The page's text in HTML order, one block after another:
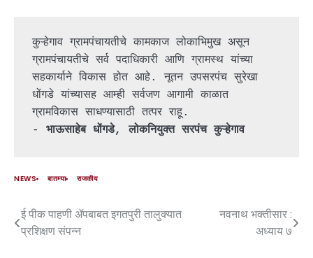
कुऱ्हेगाव ग्रामपंचायतीचे कामकाज लोकाभिमुख असून
ग्रामपंचायतीचे सर्व पदाधिकारी आणि ग्रामस्थ यांच्या
सहकार्याने विकास होत आहे. नूतन उपसरपंच सुरेखा
धोंगडे यांच्यासह आम्ही सर्वजण आगामी काळात
ग्रामविकास साधण्यासाठी तत्पर राहू.
- भाऊसाहेब धोंगडे, लोकनियुक्त सरपंच कुऱ्हेगाव
NEWS बातम्या राजकीय
ई पीक पाहणी ॲपबाबत इगतपुरी तालुक्यात
प्रशिक्षण संपन्न
नवनाथ भक्तीसार :
अध्याय ७